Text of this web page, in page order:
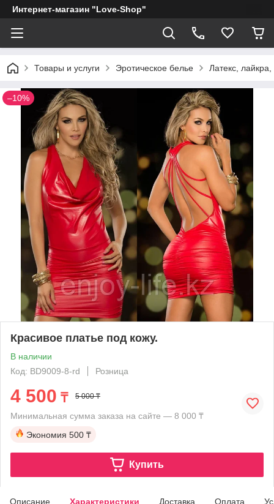
Интернет-магазин "Love-Shop"
Товары и услуги Эротическое белье Латекс, лайкра,
–10%
Красивое платье под кожу.
В наличии
Код: BD9009-8-rd
Розница
4 500 ₸ 5 000 ₸
Минимальная сумма заказа на сайте — 8 000 ₸
Экономия 500 ₸
Купить
Описание Характеристики Доставка Оплата